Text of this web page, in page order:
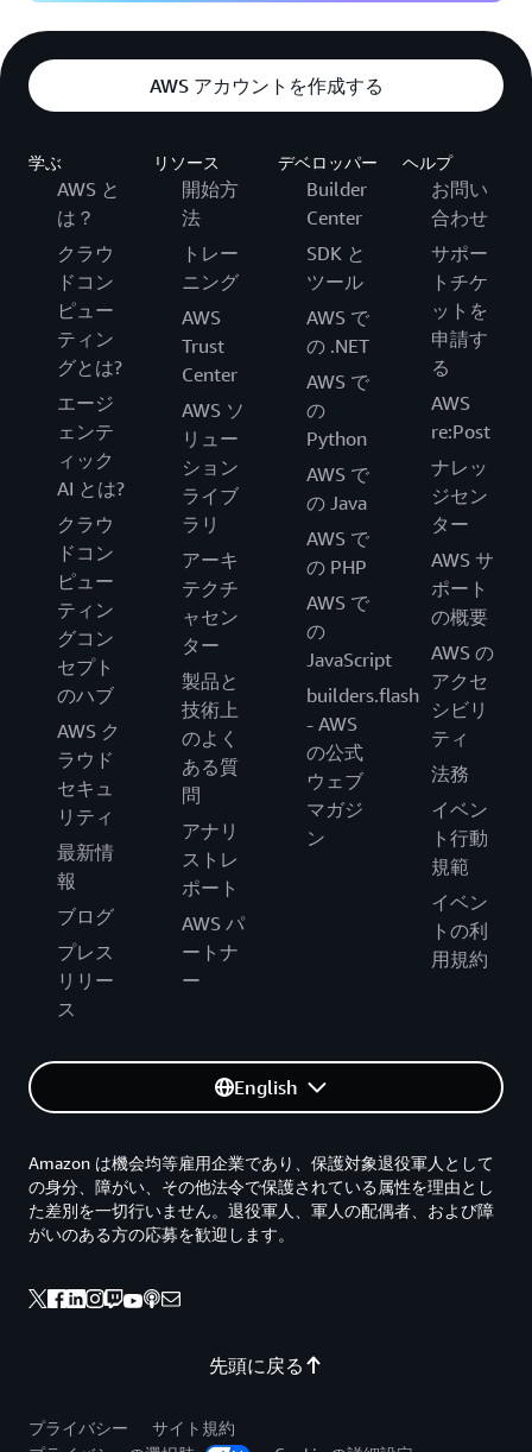
AWS アカウントを作成する
学ぶ
AWS と
は？
クラウ
ドコン
ピュー
ティン
グとは?
エージ
ェンテ
ィック
AI とは?
クラウ
ドコン
ピュー
ティン
グコン
セプト
のハブ
AWS ク
ラウド
セキュ
リティ
最新情
報
ブログ
プレス
リリー
ス
リソース
開始方
法
トレー
ニング
AWS
Trust
Center
AWS ソ
リュー
ション
ライブ
ラリ
アーキ
テクチ
ャセン
ター
製品と
技術上
のよく
ある質
問
アナリ
ストレ
ポート
AWS パ
ートナ
ー
デベロッパー
Builder
Center
SDK と
ツール
AWS で
の .NET
AWS で
の
Python
AWS で
の Java
AWS で
の PHP
AWS で
の
JavaScript
builders.flash
- AWS
の公式
ウェブ
マガジ
ン
ヘルプ
お問い
合わせ
サポー
トチケ
ットを
申請す
る
AWS
re:Post
ナレッ
ジセン
ター
AWS サ
ポート
の概要
AWS の
アクセ
シビリ
ティ
法務
イベン
ト行動
規範
イベン
トの利
用規約
English
先頭に戻る
Amazon は機会均等雇用企業であり、保護対象退役軍人として
の身分、障がい、その他法令で保護されている属性を理由とし
た差別を一切行いません。退役軍人、軍人の配偶者、および障
がいのある方の応募を歓迎します。
プライバシー
サイト規約